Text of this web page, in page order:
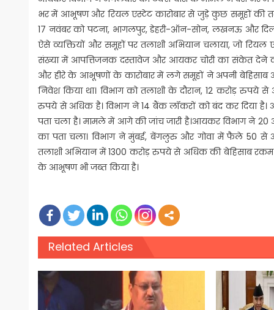
भर में आभूषण और रियल एस्टेट कारोबार से जुड़े कुछ समूहों की
17 नवंबर को पटना, भागलपुर, डेहरी-ऑन-सोन, लखनऊ और
ऐसे व्यक्तियों और समूहों पर तलाशी अभियान चलाया, जो
संख्या में आपत्तिजनक दस्तावेज और आयकर चोरी का संकेत देने
और हीरे के आभूषणों के कारोबार में लगे समूहों ने अपनी
निवेश किया था। विभाग को तलाशी के दौरान, 12 करोड़ रुपये
रुपये से अधिक है। विभाग ने 14 बैंक लॉकरों को बंद कर दिया
पता चला है। मामले में आगे की जांच जारी है।आयकर विभाग ने
का पता चला। विभाग ने मुंबई, बेंगलुरु और गोवा में फैले 50 से
तलाशी अभियान में 1300 करोड़ रुपये से अधिक की बेहिसाब
के आभूषण भी जब्त किया है।
Related Articles